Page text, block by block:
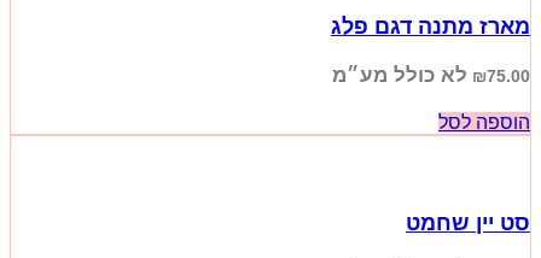
מארז מתנה דגם פלג
₪75.00 לא כולל מע״מ
הוספה לסל
סט יין שחמט